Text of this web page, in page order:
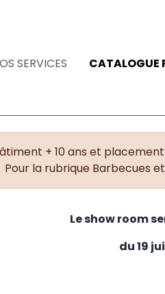
SERVICES CATALOGUE
+ 10 ans et
Pour la rubrique Barbecues
Le show room
du 19